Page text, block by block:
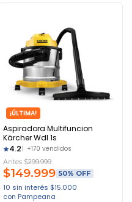
¡ÚLTIMA!
Aspiradora Multifuncion
Kärcher Wdl 1s
4.2 +170 vendidos
Antes $299.999
$149.999 50% OFF
10 sin interés $15.000
con Pampeana